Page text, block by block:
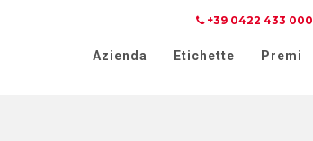
+39 0422 433 000
Azienda Etichette Premi
Le tue preferenze relative alla privacy